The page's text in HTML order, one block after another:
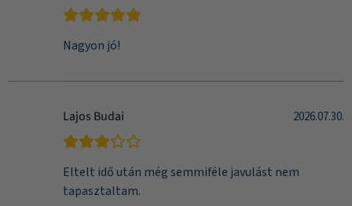
Nagyon jó!
Lajos Budai 2026.07.30.
Eltelt idő után még semmiféle javulást nem
tapasztaltam.